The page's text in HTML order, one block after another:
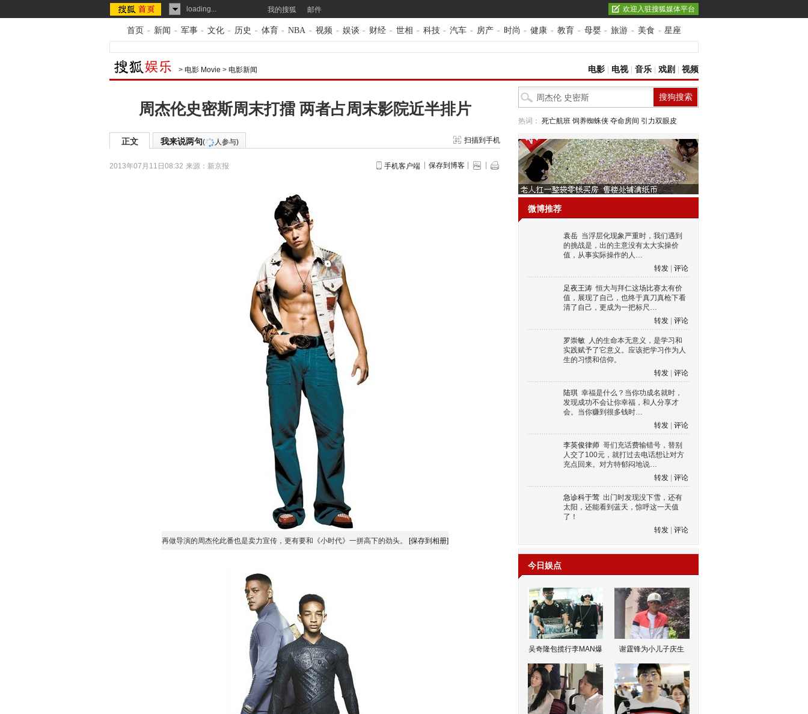
loading... 我的搜狐 邮件 欢迎入驻搜狐媒体平台
首页 - 新闻 - 军事 - 文化 - 历史 - 体育 - NBA - 视频 - 娱谈 - 财经 - 世相 - 科技 - 汽车 - 房产 - 时尚 - 健康 - 教育 - 母婴 - 旅游 - 美食 - 星座
> 电影 Movie > 电影新闻 电影 电视| 音乐 戏剧 视频
周杰伦史密斯周末打擂 两者占周末影院近半排片
正文 我来说两句( 人参与) 扫描到手机
2013年07月11日08:32 来源： 新京报 手机客户端 保存到博客
再做导演的周杰伦此番也是卖力宣传，更有要和《小时代》一拼高下的劲头。 [保存到相册]
热词： 死亡航班 饲养蜘蛛侠 夺命房间 引力双眼皮
微博推荐
袁岳 当浮层化现象严重时，我们遇到
的挑战是，出的主意没有太大实操价
值，从事实际操作的人…
转发
评论
足夜王涛 恒大与拜仁这场比赛太有价
值，展现了自己，也终于真刀真枪下看
清了自己，更成为一把标尺…
转发
评论
罗崇敏 人的生命本无意义，是学习和
实践赋予了它意义。应该把学习作为人
生的习惯和信仰。
转发
评论
陆琪 幸福是什么？当你功成名就时，
发现成功不会让你幸福，和人分享才
会。当你赚到很多钱时…
转发
评论
李英俊律师 哥们充话费输错号，替别
人交了100元，就打过去电话想让对方
充点回来。对方特郁闷地说…
转发
评论
急诊科于莺 出门时发现没下雪，还有
太阳，还能看到蓝天，惊呼这一天值
了！
转发
评论
今日娱点
吴奇隆包揽行李MAN爆 谢霆锋为小儿子庆生